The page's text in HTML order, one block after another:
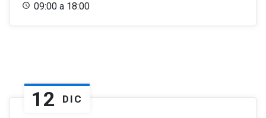
09:00 a 18:00
12 DIC